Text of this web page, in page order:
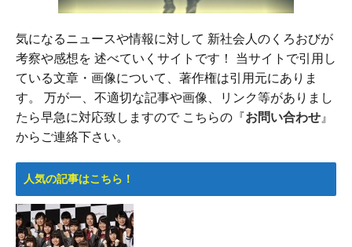
気になるニュースや情報に対して 新社会人のくろおびが
考察や感想を 述べていくサイトです！ 当サイトで引用し
ている文章・画像について、著作権は引用元にありま
す。 万が一、不適切な記事や画像、リンク等がありまし
たら早急に対応致しますので こちらの『お問い合わせ 』
からご連絡下さい。
人気の記事はこちら！